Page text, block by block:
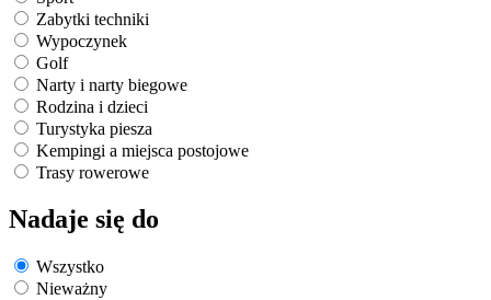
Zabytki techniki
Wypoczynek
Golf
Narty i narty biegowe
Rodzina i dzieci
Turystyka piesza
Kempingi a miejsca postojowe
Trasy rowerowe
Nadaje się do
Wszystko
Nieważny